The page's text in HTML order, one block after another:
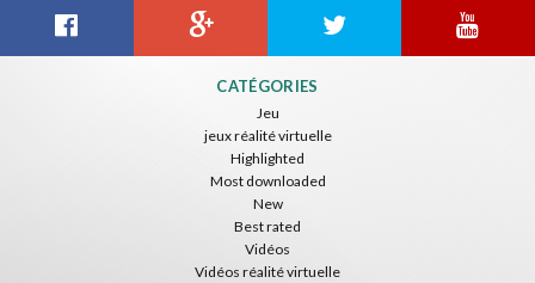
CATÉGORIES
Jeu
jeux réalité virtuelle
Highlighted
Most downloaded
New
Best rated
Vidéos
Vidéos réalité virtuelle